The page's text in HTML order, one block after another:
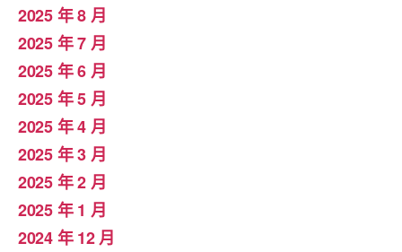
2025 年 8 月
2025 年 7 月
2025 年 6 月
2025 年 5 月
2025 年 4 月
2025 年 3 月
2025 年 2 月
2025 年 1 月
2024 年 12 月